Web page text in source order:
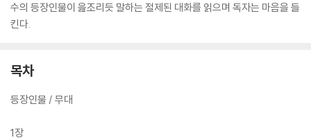
수의 등장인물이 읊조리듯 말하는 절제된 대화를 읽으며 독자는 마음을 들
킨다.
목차
등장인물 / 무대
1장